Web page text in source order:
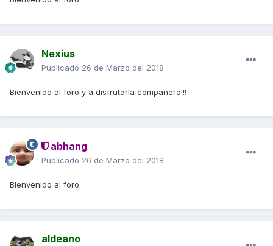
Nexius
Publicado 26 de Marzo del 2018
Bienvenido al foro y a disfrutarla compañero!!!
abhang
Publicado 26 de Marzo del 2018
Bienvenido al foro.
aldeano